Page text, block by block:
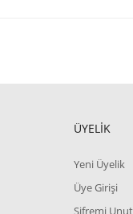
ÜYELİK
Yeni Üyelik
Üye Girişi
Şifremi